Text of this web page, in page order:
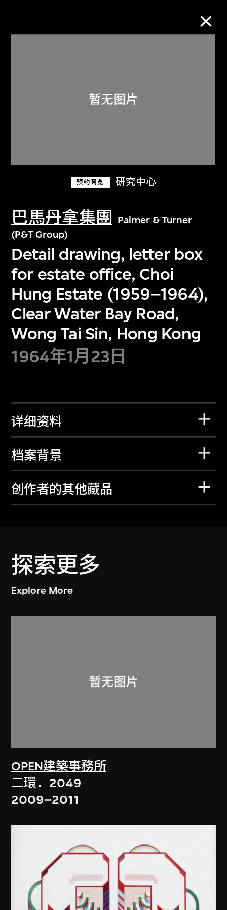
预约阅览 研究中心
巴馬丹拿集團
Palmer & Turner
(P&T Group)
Detail drawing, letter box
for estate office, Choi
Hung Estate (1959–1964),
Clear Water Bay Road,
Wong Tai Sin, Hong Kong
1964年1月23日
详细资料
档案背景
创作者的其他藏品
探索更多
Explore More
OPEN建築事務所
二環．2049
2009–2011
关于M+藏品
探索世界顶级的二十及二十一世纪视觉
文化藏品。